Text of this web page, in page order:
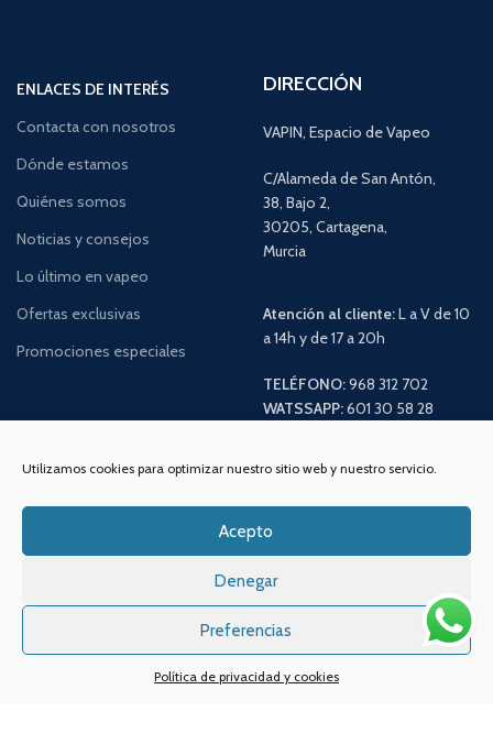
Utilizamos cookies para optimizar nuestro sitio web y nuestro servicio.
Acepto
Denegar
Preferencias
Política de privacidad y cookies
ENLACES DE INTERÉS
Contacta con nosotros
Dónde estamos
Quiénes somos
Noticias y consejos
Lo último en vapeo
Ofertas exclusivas
Promociones especiales
DIRECCIÓN
VAPIN, Espacio de Vapeo
C/Alameda de San Antón,
38, Bajo 2,
30205, Cartagena,
Murcia
Atención al cliente:L a V de 10
a 14h y de 17 a 20h
TELÉFONO:968 312 702
WATSSAPP:601 30 58 28
Sistema de envío